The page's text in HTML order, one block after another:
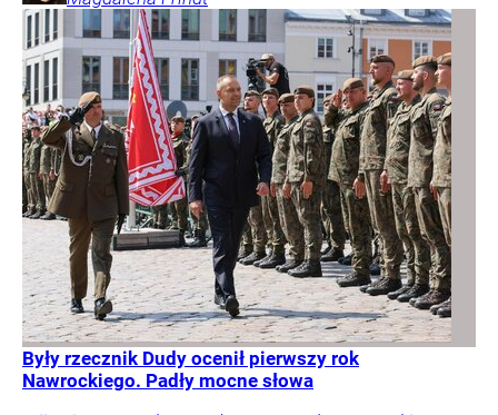
Były rzecznik Dudy ocenił pierwszy rok
Nawrockiego. Padły mocne słowa